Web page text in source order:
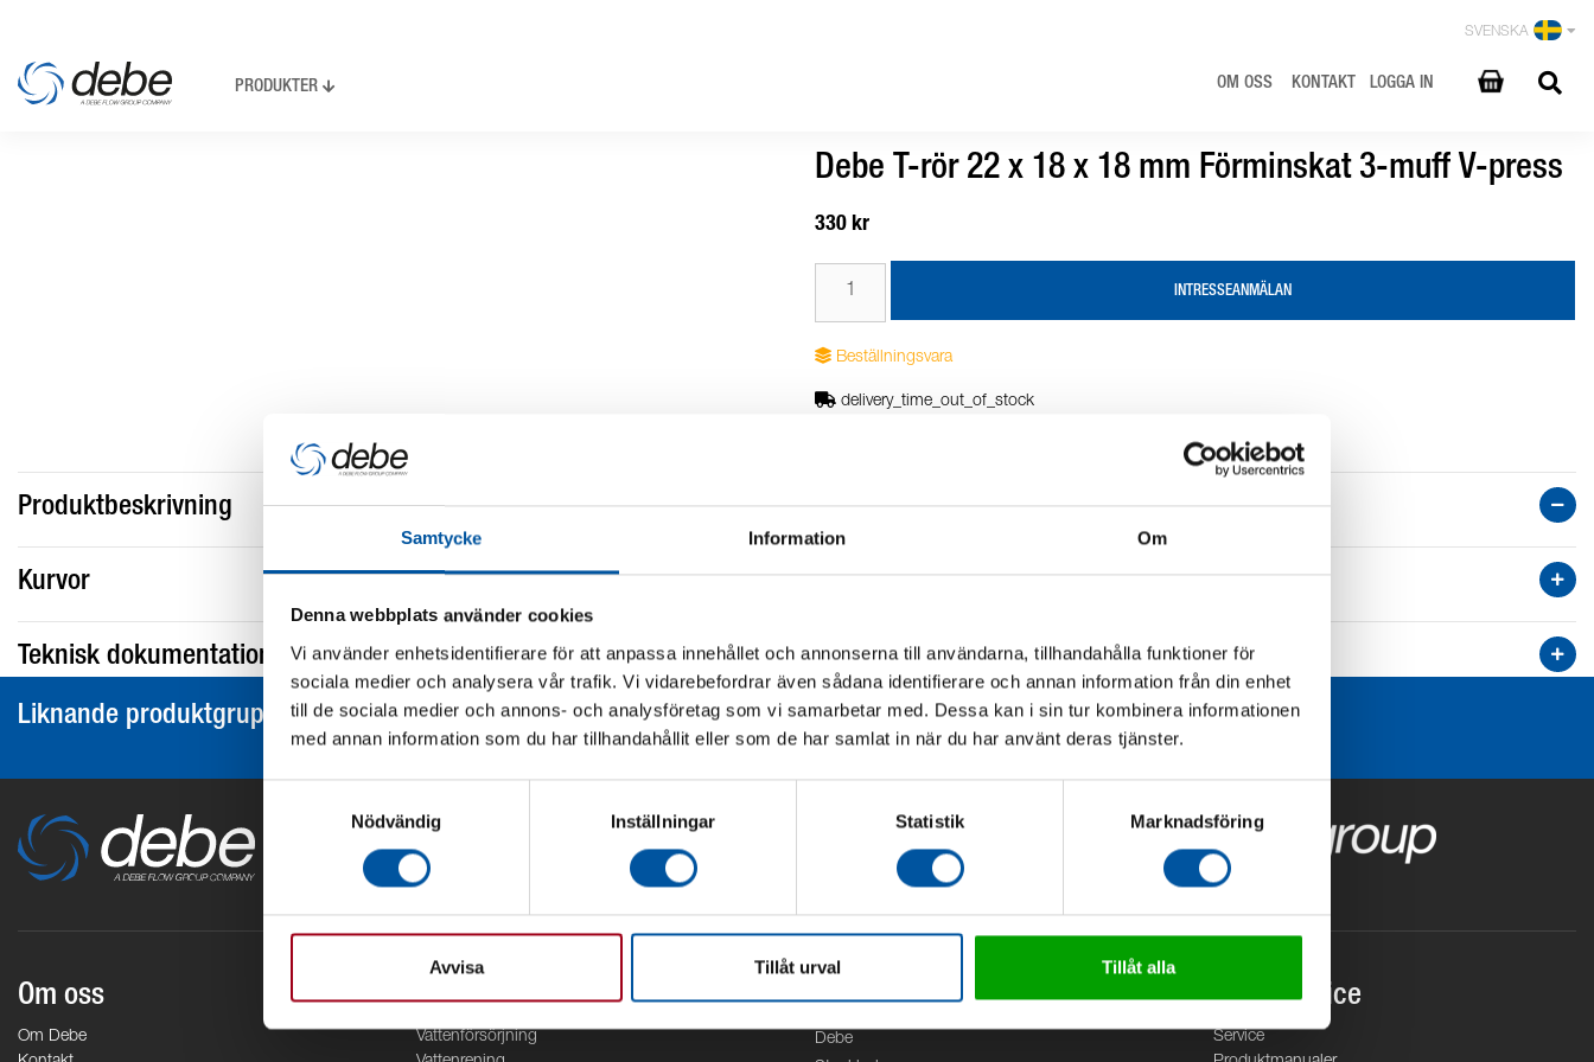
Samtycke Information Om
Denna webbplats använder cookies
Vi använder enhetsidentifierare för att anpassa innehållet och annonserna till användarna, tillhandahålla funktioner för
sociala medier och analysera vår trafik. Vi vidarebefordrar även sådana identifierare och annan information från din enhet
till de sociala medier och annons- och analysföretag som vi samarbetar med. Dessa kan i sin tur kombinera informationen
med annan information som du har tillhandahållit eller som de har samlat in när du har använt deras tjänster.
Nödvändig
Inställningar Statistik Marknadsföring
Avvisa Tillåt urval Tillåt alla
SVENSKA
PRODUKTER OM OSS KONTAKT LOGGA IN
Debe T-rör 22 x 18 x 18 mm Förminskat 3-muff V-press
330 kr
INTRESSEANMÄLAN
Beställningsvara
delivery_time_out_of_stock
Produktbeskrivning
Kurvor
Teknisk dokumentation
Liknande produktgrupper
Om oss
Om Debe
Områden
Vattenförsörjning
Kontor
Debe
Kundservice
Service